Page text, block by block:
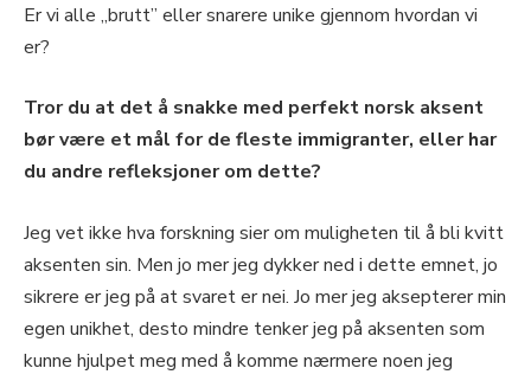
Er vi alle „brutt” eller snarere unike gjennom hvordan vi
er?
Tror du at det å snakke med perfekt norsk aksent
bør være et mål for de fleste immigranter, eller har
du andre refleksjoner om dette?
Jeg vet ikke hva forskning sier om muligheten til å bli kvitt
aksenten sin. Men jo mer jeg dykker ned i dette emnet, jo
sikrere er jeg på at svaret er nei. Jo mer jeg aksepterer min
egen unikhet, desto mindre tenker jeg på aksenten som
kunne hjulpet meg med å komme nærmere noen jeg